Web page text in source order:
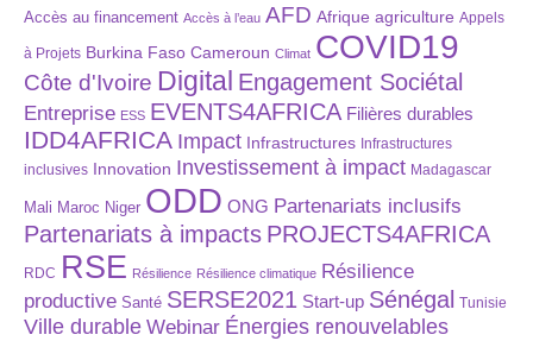
Accès au financement Accès à l’eau AFD Afrique agriculture Appels
à Projets Burkina Faso Cameroun Climat COVID19
Côte d'Ivoire Digital Engagement Sociétal
Entreprise ESS EVENTS4AFRICA Filières durables
IDD4AFRICA Impact Infrastructures Infrastructures
inclusives Innovation Investissement à impact Madagascar
Mali Maroc Niger ODD ONG Partenariats inclusifs
Partenariats à impacts PROJECTS4AFRICA
RDC RSE Résilience Résilience climatique Résilience
productive Santé SERSE2021 Start-up Sénégal Tunisie
Ville durable Webinar Énergies renouvelables